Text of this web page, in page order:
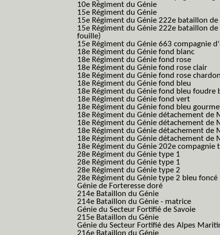
10e Régiment du Génie
15e Régiment du Génie
15e Régiment du Génie 222e bataillon
15e Régiment du Génie 222e bataillon
fouille)
15e Régiment du Génie 663 compagnie
18e Régiment du Génie fond blanc
18e Régiment du Génie fond rose
18e Régiment du Génie fond rose clair
18e Régiment du Génie fond rose
18e Régiment du Génie fond bleu
18e Régiment du Génie fond bleu foudre
18e Régiment du Génie fond vert
18e Régiment du Génie fond bleu
18e Régiment du Génie détachement de
18e Régiment du Génie détachement de
18e Régiment du Génie détachement de
18e Régiment du Génie détachement de
18e Régiment du Génie 202e compagnie
28e Régiment du Génie type 1
28e Régiment du Génie type 1
28e Régiment du Génie type 2
28e Régiment du Génie type 2 bleu foncé
Génie de Forteresse doré
214e Bataillon du Génie
214e Bataillon du Génie - matrice
Génie du Secteur Fortifié de Savoie
215e Bataillon du Génie
Génie du Secteur Fortifié des Alpes
216e Bataillon du Génie